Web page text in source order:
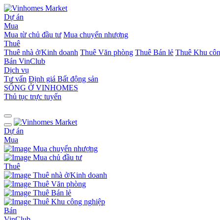
Dự án
Mua
Mua từ chủ đầu tư Mua chuyển nhượng
Thuê
Thuê nhà ở/Kinh doanh Thuê Văn phòng Thuê Bán lẻ Thuê Khu
Bán VinClub
Dịch vụ
Tư vấn Định giá Bất động sản
SỐNG Ở VINHOMES
Thủ tục trực tuyến
Dự án
Mua
Mua chuyển nhượng
Mua chủ đầu tư
Thuê
Thuê nhà ở/Kinh doanh
Thuê Văn phòng
Thuê Bán lẻ
Thuê Khu công nghiệp
Bán